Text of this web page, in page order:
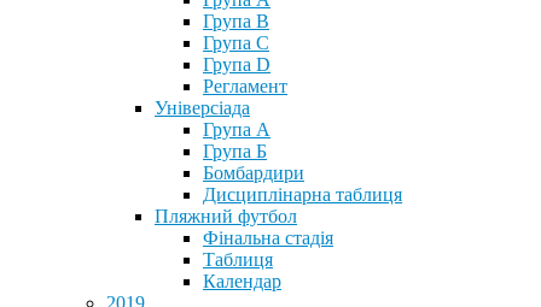
Група B
Група С
Група D
Регламент
Універсіада
Група А
Група Б
Бомбардири
Дисциплінарна таблиця
Пляжний футбол
Фінальна стадія
Таблиця
Календар
2019